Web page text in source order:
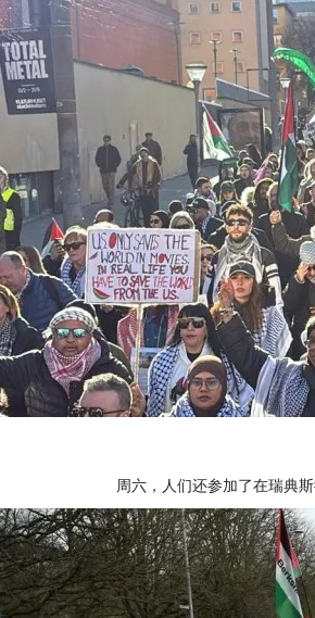
周六，人们还参加了在瑞典